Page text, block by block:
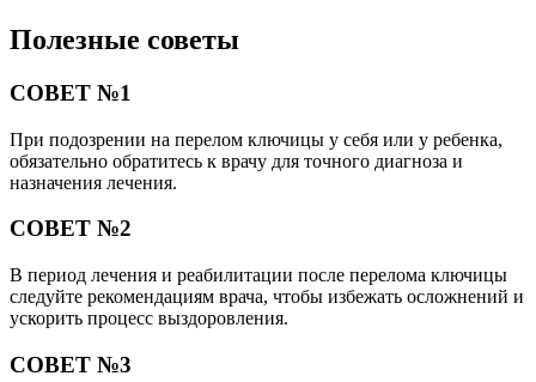
Полезные советы
СОВЕТ №1
При подозрении на перелом ключицы у себя или у ребенка,
обязательно обратитесь к врачу для точного диагноза и
назначения лечения.
СОВЕТ №2
В период лечения и реабилитации после перелома ключицы
следуйте рекомендациям врача, чтобы избежать осложнений и
ускорить процесс выздоровления.
СОВЕТ №3